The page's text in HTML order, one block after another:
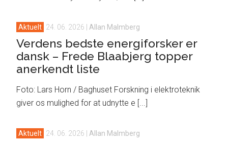
Aktuelt 24. 06. 2026 Allan Malmberg
Verdens bedste energiforsker er
dansk – Frede Blaabjerg topper
anerkendt liste
Foto: Lars Horn / Baghuset Forskning i elektroteknik
giver os mulighed for at udnytte e [...]
Aktuelt 24. 06. 2026 Allan Malmberg